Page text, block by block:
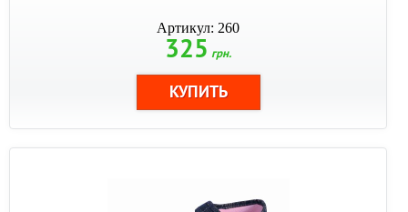
Артикул: 260
325 грн.